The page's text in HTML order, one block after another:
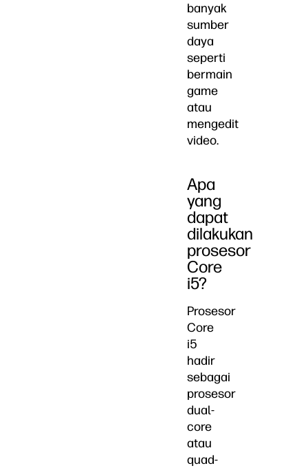
banyak
sumber
daya
seperti
bermain
game
atau
mengedit
video.
Apa
yang
dapat
dilakukan
prosesor
Core
i5?
Prosesor
Core
i5
hadir
sebagai
prosesor
dual-
core
atau
quad-